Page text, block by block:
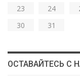
23
24
30
31
ОСТАВАЙТЕСЬ С